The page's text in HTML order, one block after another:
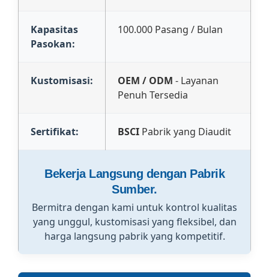
Kapasitas
Pasokan:
100.000 Pasang / Bulan
Kustomisasi: OEM / ODM - Layanan
Penuh Tersedia
Sertifikat: BSCI Pabrik yang Diaudit
Bekerja Langsung dengan Pabrik
Sumber.
Bermitra dengan kami untuk kontrol kualitas
yang unggul, kustomisasi yang fleksibel, dan
harga langsung pabrik yang kompetitif.